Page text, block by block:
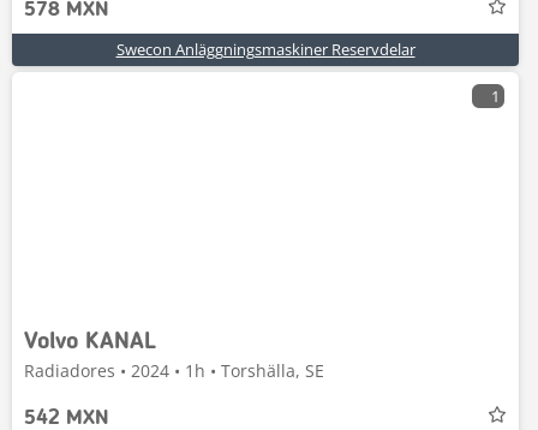
578 MXN
Swecon Anläggningsmaskiner Reservdelar
1
Volvo KANAL
Radiadores • 2024 • 1h • Torshälla, SE
542 MXN